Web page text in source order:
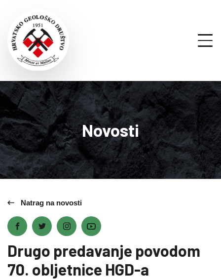
Novosti
Natrag na novosti
Drugo predavanje povodom
70. obljetnice HGD-a